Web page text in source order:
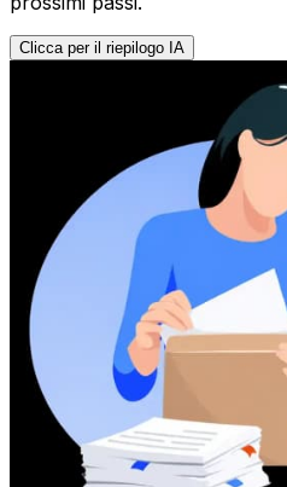
Clicca per il riepilogo IA